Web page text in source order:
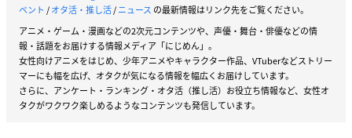
ベント /オタ活・推し活/ニュース の最新情報はリンク先をご覧ください。
アニメ・ゲーム・漫画などの2次元コンテンツや、声優・舞台・俳優などの情
報・話題をお届けする情報メディア「にじめん」。
女性向けアニメをはじめ、少年アニメやキャラクター作品、VTuberなどストリー
マーにも幅を広げ、オタクが気になる情報を幅広くお届けしています。
さらに、アンケート・ランキング・オタ活（推し活）お役立ち情報など、女性オ
タクがワクワク楽しめるようなコンテンツも発信しています。